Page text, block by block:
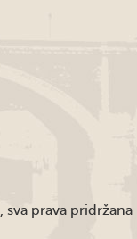
prava pridržana |